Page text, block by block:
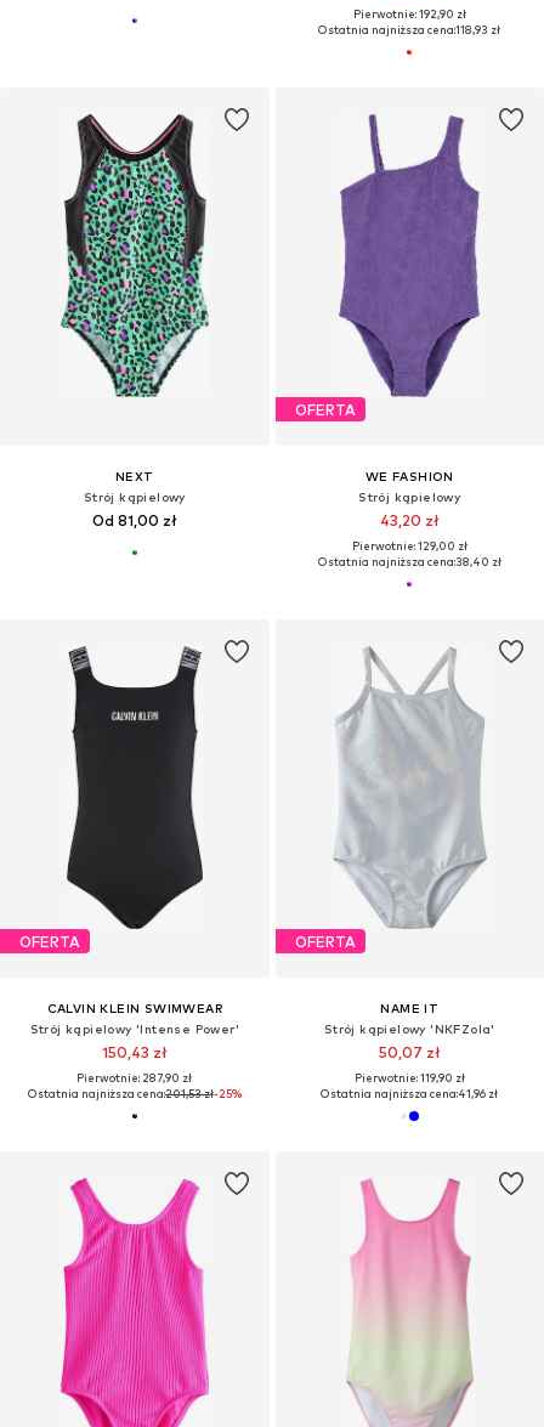
Pierwotnie: 192,90 zł
Ostatnia najniższa cena:118,93 zł
NEXT
Strój kąpielowy
Od 81,00 zł
OFERTA
WE FASHION
Strój kąpielowy
43,20 zł
Pierwotnie: 129,00 zł
Ostatnia najniższa cena:38,40 zł
OFERTA
CALVIN KLEIN SWIMWEAR
Strój kąpielowy 'Intense Power'
150,43 zł
Pierwotnie: 287,90 zł
Ostatnia najniższa cena:201,53 zł-25%
OFERTA
NAME IT
Strój kąpielowy 'NKFZola'
50,07 zł
Pierwotnie: 119,90 zł
Ostatnia najniższa cena:41,96 zł